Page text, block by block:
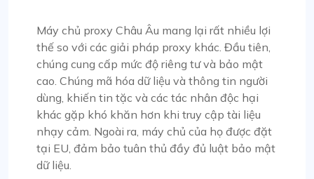
Tôi đã sử dụng proxycompass cho…
Tôi đã sử dụng proxycompass được khoảng 7
đến 8 tháng. Nhìn chung, trải nghiệm của tôi với
họ phần lớn là tích cực. Mặc dù có một số trường
hợp một số proxy không hoạt động gây khó chịu,
nhưng các vấn đề đã được giải quyết và đền bù
Máy chủ proxy Châu Âu mang lại rất nhiều lợi
thế so với các giải pháp proxy khác. Đầu tiên,
chúng cung cấp mức độ riêng tư và bảo mật
cao. Chúng mã hóa dữ liệu và thông tin người
dùng, khiến tin tặc và các tác nhân độc hại
khác gặp khó khăn hơn khi truy cập tài liệu
nhạy cảm. Ngoài ra, máy chủ của họ được đặt
tại EU, đảm bảo tuân thủ đầy đủ luật bảo mật
dữ liệu.